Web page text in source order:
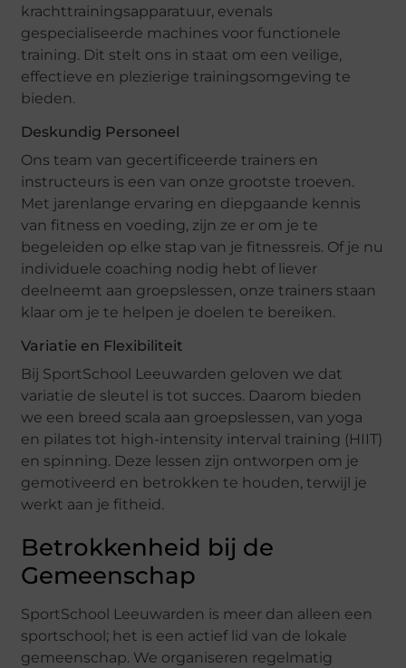
krachttrainingsapparatuur, evenals
gespecialiseerde machines voor functionele
training. Dit stelt ons in staat om een veilige,
effectieve en plezierige trainingsomgeving te
bieden.
Deskundig Personeel
Ons team van gecertificeerde trainers en
instructeurs is een van onze grootste troeven.
Met jarenlange ervaring en diepgaande kennis
van fitness en voeding, zijn ze er om je te
begeleiden op elke stap van je fitnessreis. Of je nu
individuele coaching nodig hebt of liever
deelneemt aan groepslessen, onze trainers staan
klaar om je te helpen je doelen te bereiken.
Variatie en Flexibiliteit
Bij SportSchool Leeuwarden geloven we dat
variatie de sleutel is tot succes. Daarom bieden
we een breed scala aan groepslessen, van yoga
en pilates tot high-intensity interval training (HIIT)
en spinning. Deze lessen zijn ontworpen om je
gemotiveerd en betrokken te houden, terwijl je
werkt aan je fitheid.
Betrokkenheid bij de
Gemeenschap
SportSchool Leeuwarden is meer dan alleen een
sportschool; het is een actief lid van de lokale
gemeenschap. We organiseren regelmatig